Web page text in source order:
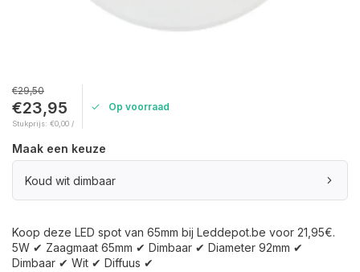
€29,50
€23,95
Stukprijs: €0,00 /
Op voorraad
Maak een keuze
Koud wit dimbaar
Koop deze LED spot van 65mm bij Leddepot.be voor 21,95€.
5W ✔ Zaagmaat 65mm ✔ Dimbaar ✔ Diameter 92mm ✔
Dimbaar ✔ Wit ✔ Diffuus ✔